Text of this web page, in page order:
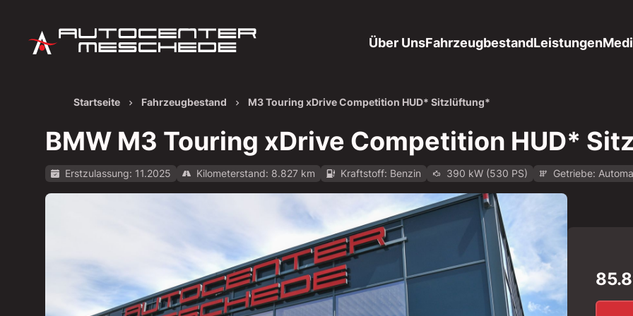
Über UnsFahrzeugbestandLeistungen
Startseite Fahrzeugbestand M3 Touring xDrive Competition HUD* Sitzlüftung*
BMW M3 Touring xDrive Competition HUD*
Erstzulassung: 11.2025 Kilometerstand: 8.827 km Kraftstoff: Benzin 390 kW (530 PS) Getriebe:
Alle Bilder anzeigen: https://img.classistatic.de/api/v1/mo-prod/images/00/001a057d-ca7a-4ee0-8b41-